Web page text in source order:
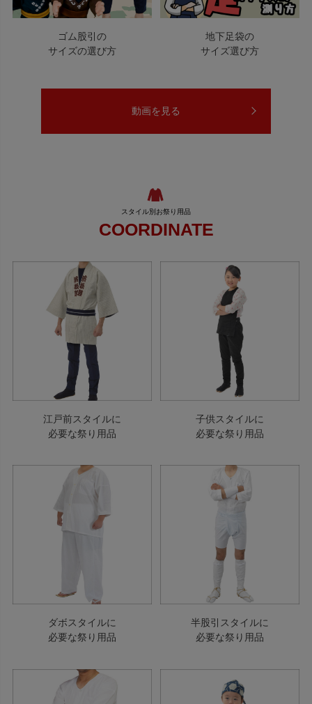
ゴム股引の
サイズの選び方
地下足袋の
サイズ選び方
動画を見る
COORDINATE
江戸前スタイルに
必要な祭り用品
子供スタイルに
必要な祭り用品
ダボスタイルに
必要な祭り用品
半股引スタイルに
必要な祭り用品